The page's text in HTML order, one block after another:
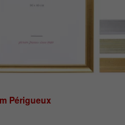
Périgueux